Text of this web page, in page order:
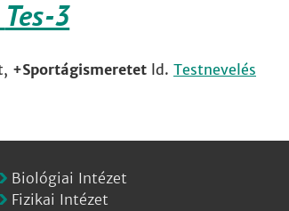
Tes-3
+Sportágismeretet ld. Testnevelés
Biológiai Intézet
Fizikai Intézet